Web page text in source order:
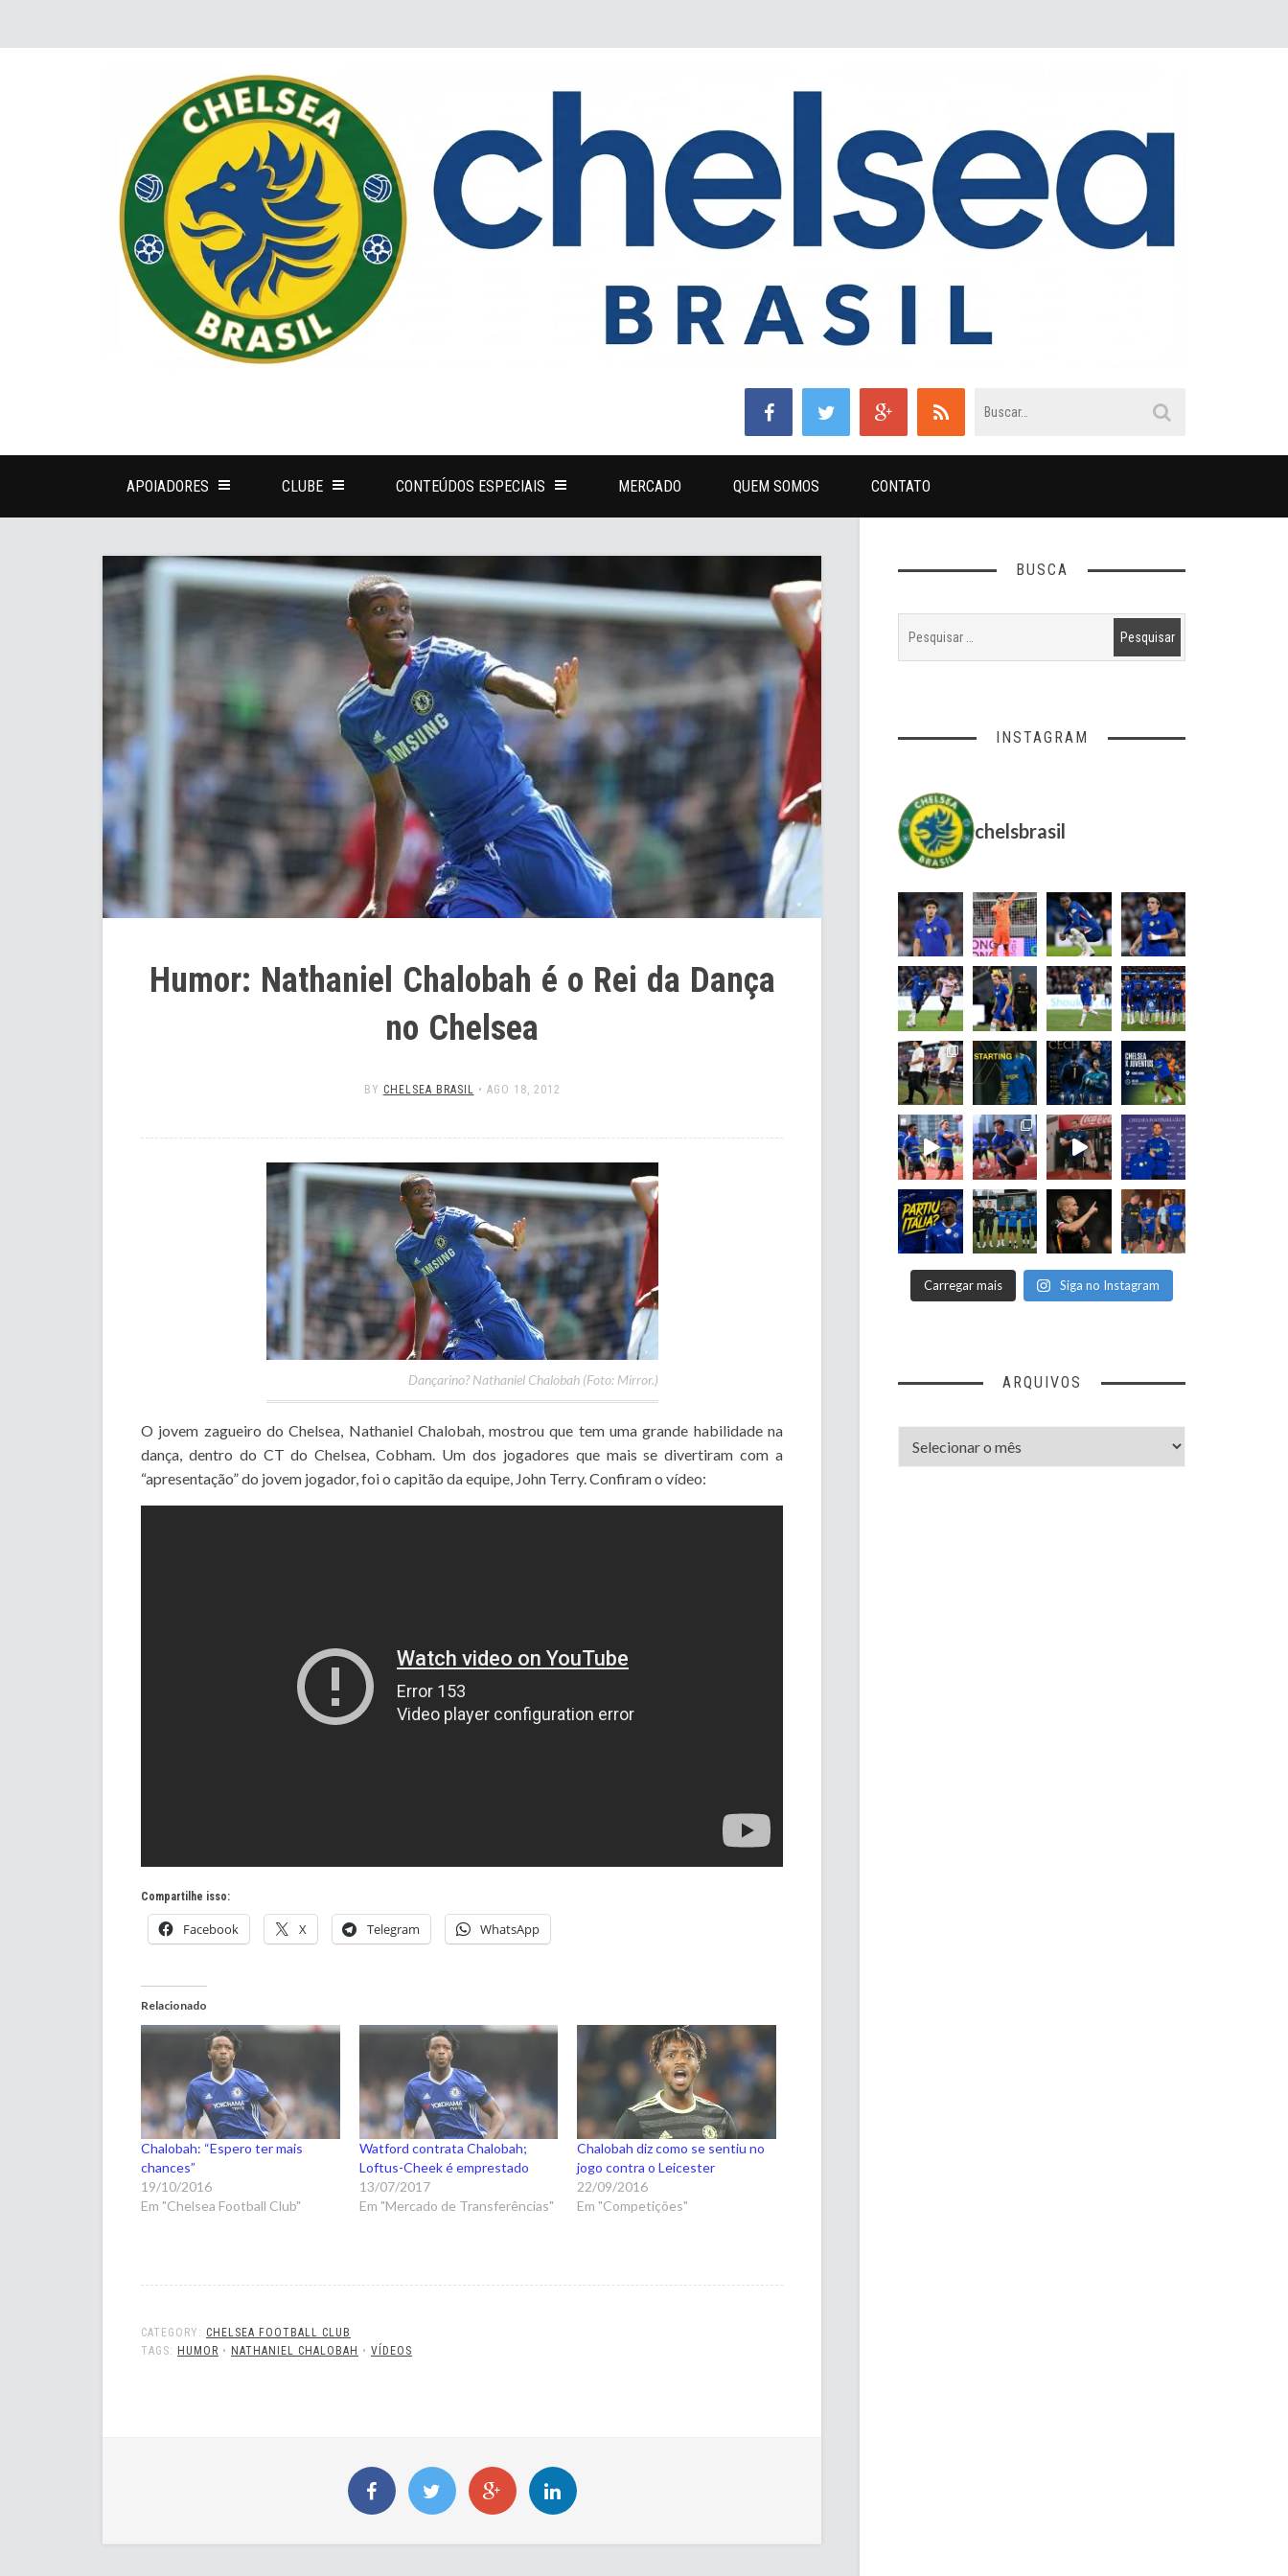
APOIADORES CLUBE CONTEÚDOS ESPECIAIS MERCADO QUEM SOMOS CONTATO
Humor: Nathaniel Chalobah é o Rei da Dança
no Chelsea
BY CHELSEA BRASIL • AGO 18, 2012
Dançarino? Nathaniel Chalobah (Foto: Mirror.)
O jovem zagueiro do Chelsea, Nathaniel Chalobah, mostrou que tem uma grande habilidade na
dança, dentro do CT do Chelsea, Cobham. Um dos jogadores que mais se divertiram com a
“apresentação” do jovem jogador, foi o capitão da equipe, John Terry. Confiram o vídeo:
Compartilhe isso:
Facebook X Telegram WhatsApp
Relacionado
Chalobah: “Espero ter mais
chances”
19/10/2016
Em "Chelsea Football Club"
Watford contrata Chalobah;
Loftus-Cheek é emprestado
13/07/2017
Em "Mercado de Transferências"
Chalobah diz como se sentiu no
jogo contra o Leicester
22/09/2016
Em "Competições"
CATEGORY: CHELSEA FOOTBALL CLUB
TAGS: HUMOR • NATHANIEL CHALOBAH • VÍDEOS
BUSCA
INSTAGRAM
chelsbrasil
Carregar mais Siga no Instagram
ARQUIVOS